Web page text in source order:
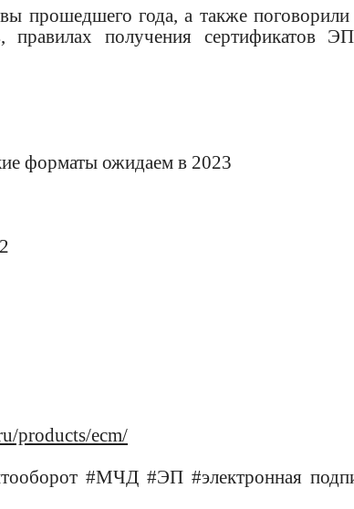
прошедшего года, а также
получения сертификатов
форматы ожидаем в 2023
products/ecm/
#МЧД #ЭП #электронная